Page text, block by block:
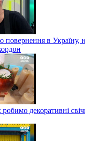
повернення в Україну,
робимо декоративні